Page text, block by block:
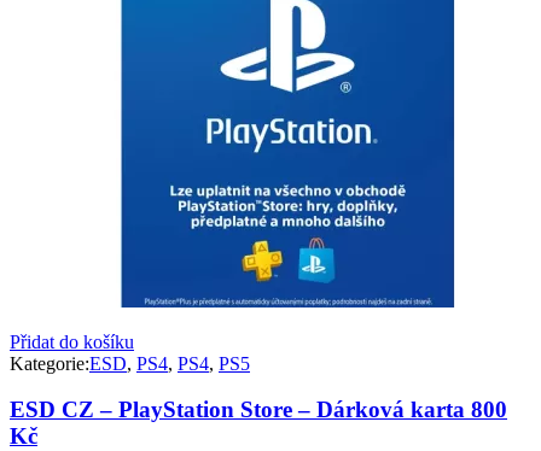
Přidat do košíku
Kategorie:ESD, PS4, PS4, PS5
ESD CZ – PlayStation Store – Dárková karta 800
Kč